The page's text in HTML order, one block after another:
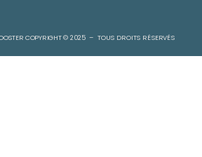
COPYRIGHT© 2025 – TOUS DROITS RÉSERVÉS